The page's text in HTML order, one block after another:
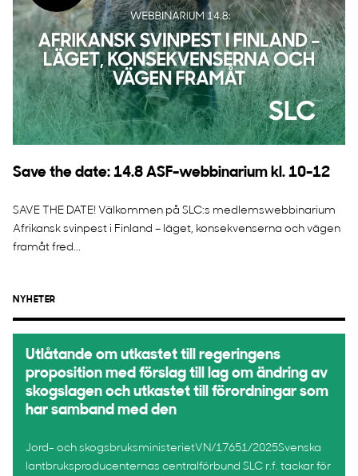
Save the date: 14.8 ASF-webbinarium kl. 10-12
SAVE THE DATE! Välkommen på SLC:s medlemswebbinarium
Afrikansk svinpest i Finland – läget, konsekvenserna och vägen
framåt fred...
NYHETER
Utlåtande om utkastet till regeringens
proposition med förslag till lag om ändring av
skogslagen och utkastet till förordningar som
har samband med den
Jord- och skogsbruksministerietVN/17651/2025Svenska
lantbruksproducenternas centralförbund SLC r.f. tackar för